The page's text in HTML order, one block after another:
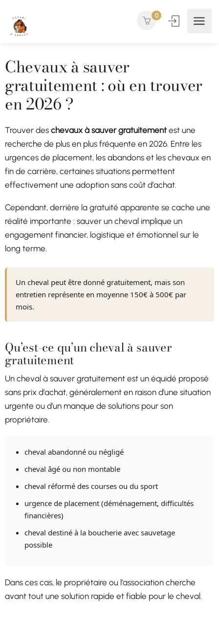
0
Chevaux à sauver
gratuitement : où en trouver
en 2026 ?
Trouver des chevaux à sauver gratuitement est une
recherche de plus en plus fréquente en 2026. Entre les
urgences de placement, les abandons et les chevaux en
fin de carrière, certaines situations permettent
effectivement une adoption sans coût d’achat.
Cependant, derrière la gratuité apparente se cache une
réalité importante : sauver un cheval implique un
engagement financier, logistique et émotionnel sur le
long terme.
Un cheval peut être donné gratuitement, mais son
entretien représente en moyenne 150€ à 500€ par
mois.
Qu’est-ce qu’un cheval à sauver
gratuitement
Un cheval à sauver gratuitement est un équidé proposé
sans prix d’achat, généralement en raison d’une situation
urgente ou d’un manque de solutions pour son
propriétaire.
cheval abandonné ou négligé
cheval âgé ou non montable
cheval réformé des courses ou du sport
urgence de placement (déménagement, difficultés
financières)
cheval destiné à la boucherie avec sauvetage
possible
Dans ces cas, le propriétaire ou l’association cherche
avant tout une solution rapide et fiable pour le cheval.